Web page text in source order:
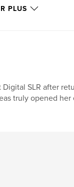
PLUS
SLR after
truly opened